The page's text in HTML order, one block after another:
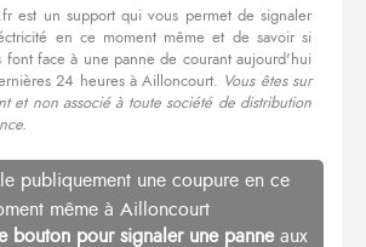
est un support qui vous permet de signaler
en ce moment même et de savoir si
font face à une panne de courant aujourd'hui
24 heures à Ailloncourt. Vous êtes sur
et non associé à toute société de distribution
publiquement une coupure en ce
même à Ailloncourt
bouton pour signaler une panneaux